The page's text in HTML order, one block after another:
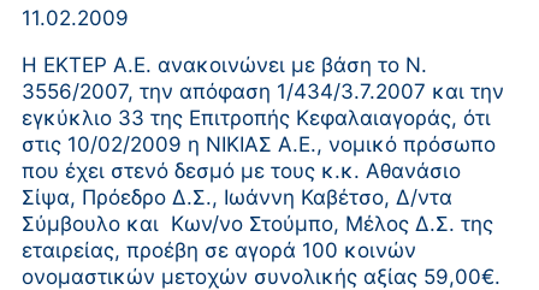
11.02.2009
Η ΕΚΤΕΡ Α.Ε. ανακοινώνει με βάση το Ν.
3556/2007, την απόφαση 1/434/3.7.2007 και την
εγκύκλιο 33 της Επιτροπής Κεφαλαιαγοράς, ότι
στις 10/02/2009 η ΝΙΚΙΑΣ Α.Ε., νομικό πρόσωπο
που έχει στενό δεσμό με τους κ.κ. Αθανάσιο
Σίψα, Πρόεδρο Δ.Σ., Ιωάννη Καβέτσο, Δ/ντα
Σύμβουλο και Κων/νο Στούμπο, Μέλος Δ.Σ. της
εταιρείας, προέβη σε αγορά 100 κοινών
ονομαστικών μετοχών συνολικής αξίας 59,00€.